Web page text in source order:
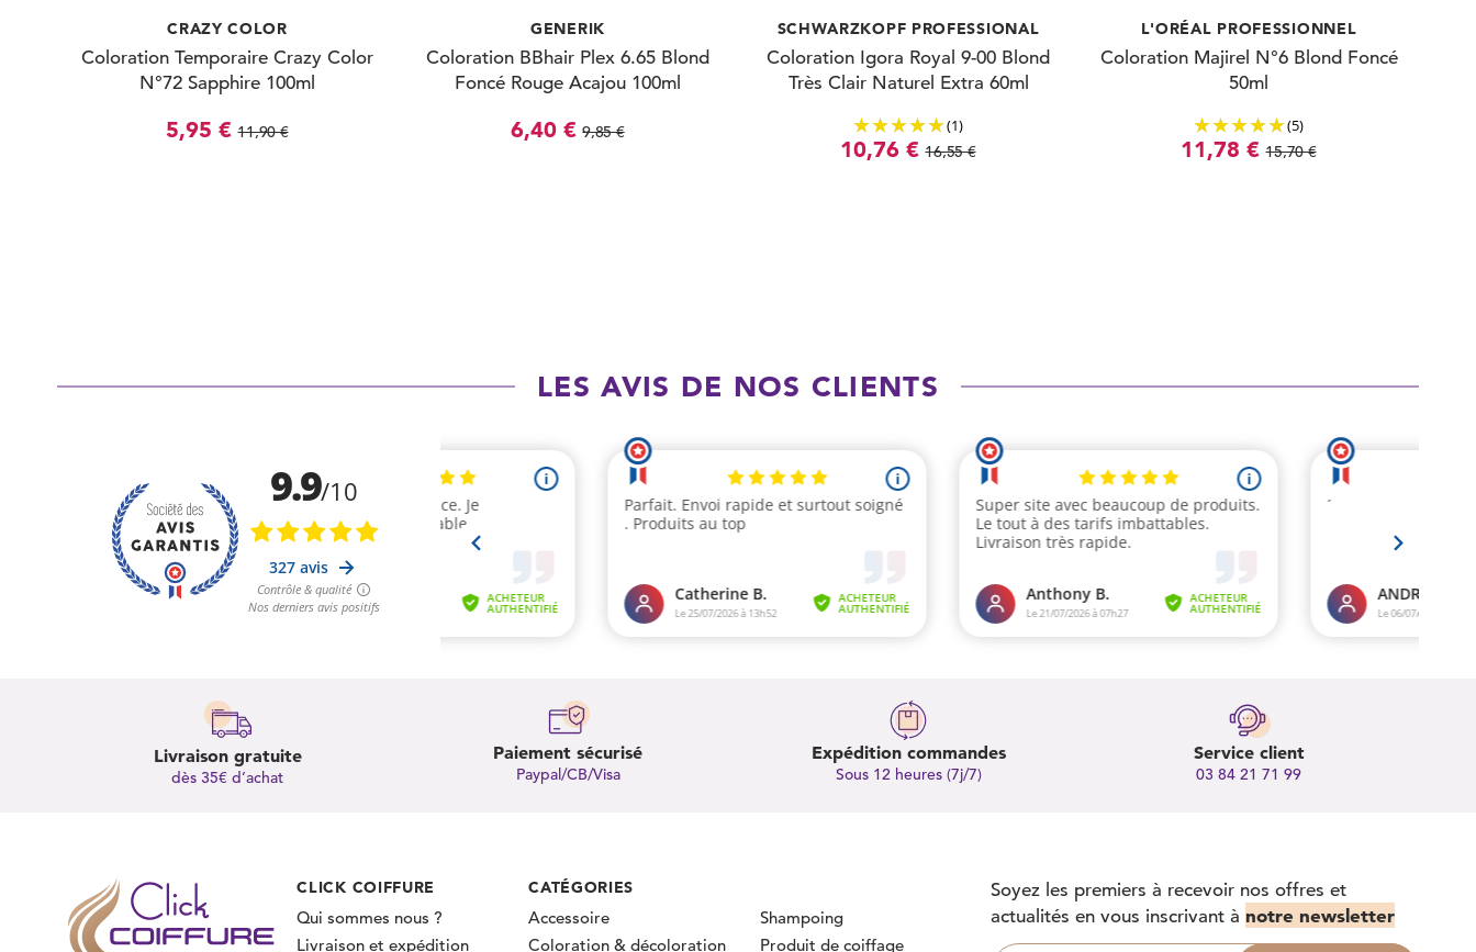
CRAZY COLOR
Coloration Temporaire Crazy Color
N°72 Sapphire 100ml
5,95 € 11,90 €
GENERIK
Coloration BBhair Plex 6.65 Blond
Foncé Rouge Acajou 100ml
6,40 € 9,85 €
SCHWARZKOPF PROFESSIONAL
Coloration Igora Royal 9-00 Blond
Très Clair Naturel Extra 60ml
(1)
10,76 € 16,55 €
L'ORÉAL PROFESSIONNEL
Coloration Majirel N°6 Blond Foncé
50ml
(5)
11,78 € 15,70 €
LES AVIS DE NOS CLIENTS
Livraison gratuite
dès 35€ d’achat
Paiement sécurisé
Paypal/CB/Visa
Expédition commandes
Sous 12 heures (7j/7)
Service client
03 84 21 71 99
CLICK COIFFURE
Qui sommes nous ?
Livraison et expédition
CATÉGORIES
Accessoire
Coloration & décoloration
Shampoing
Produit de coiffage
Soyez les premiers à recevoir nos offres et
actualités en vous inscrivant à notre newsletter